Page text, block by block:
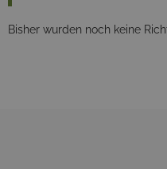
Bisher wurden noch keine